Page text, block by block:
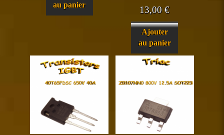
au panier
13,00€
Ajouter
au panier